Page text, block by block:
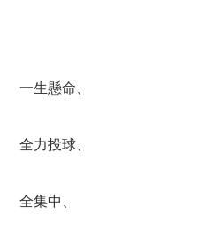
一生懸命、
全力投球、
全集中、